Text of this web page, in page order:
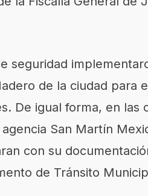
seguridad
de la ciudad para
De igual forma, en las
San Martín
con su
de Tránsito